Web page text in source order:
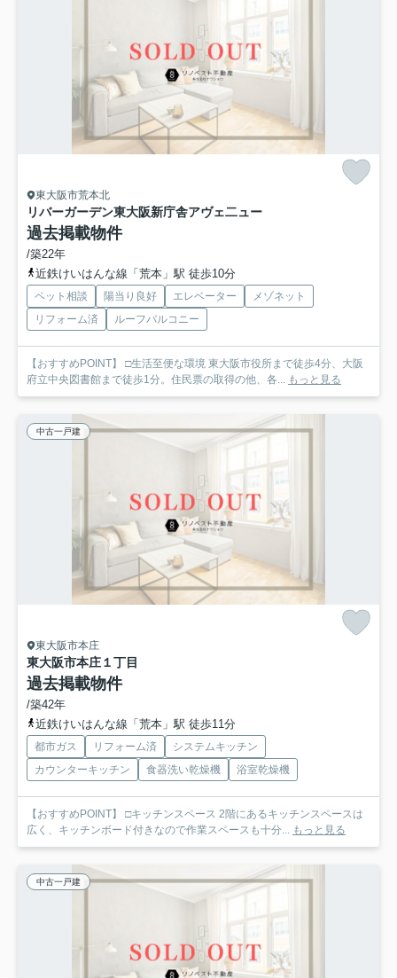
東大阪市荒本北
リバーガーデン東大阪新庁舎アヴェ二ュー
過去掲載物件
/築22年
近鉄けいはんな線「荒本」駅 徒歩10分
ペット相談 陽当り良好 エレベーター
メゾネット
リフォーム済
ルーフバルコニー
【おすすめPOINT】 □生活至便な環境 東大阪市役所まで徒歩4分、大阪
府立中央図書館まで徒歩1分。住民票の取得の他、各... もっと見る
中古一戸建
東大阪市本庄
東大阪市本庄１丁目
過去掲載物件
/築42年
近鉄けいはんな線「荒本」駅 徒歩11分
都市ガス リフォーム済
システムキッチン
カウンターキッチン
食器洗い乾燥機 浴室乾燥機
【おすすめPOINT】 □キッチンスペース 2階にあるキッチンスペースは
広く、キッチンボード付きなので作業スペースも十分... もっと見る
中古一戸建